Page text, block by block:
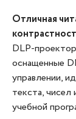
Отличная
DLP-
оснащенные
управлении,
текста,
учебной